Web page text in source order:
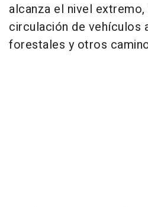
alcanza el nivel
circulación de vehículos
forestales y otros